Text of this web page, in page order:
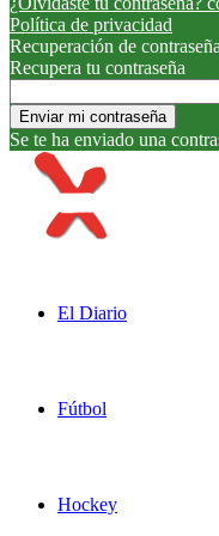
Política de privacidad
Recuperación de contraseña
Recupera tu contraseña
Se te ha enviado una
El Diario
Fútbol
Hockey